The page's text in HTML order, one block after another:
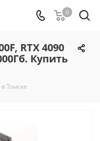
0
RTX 4090
Купить
Томске